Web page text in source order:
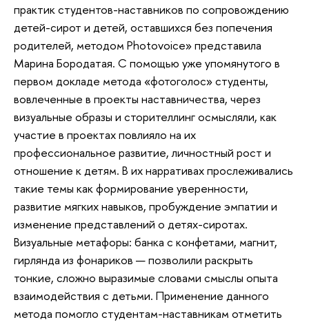
практик студентов-наставников по сопровождению
детей-сирот и детей, оставшихся без попечения
родителей, методом Photovoice» представила
Марина Бородатая. С помощью уже упомянутого в
первом докладе метода «фотоголос» студенты,
вовлеченные в проекты наставничества, через
визуальные образы и сторителлинг осмысляли, как
участие в проектах повлияло на их
профессиональное развитие, личностный рост и
отношение к детям. В их нарративах прослеживались
такие темы как формирование уверенности,
развитие мягких навыков, пробуждение эмпатии и
изменение представлений о детях-сиротах.
Визуальные метафоры: банка с конфетами, магнит,
гирлянда из фонариков — позволили раскрыть
тонкие, сложно выразимые словами смыслы опыта
взаимодействия с детьми. Применение данного
метода помогло студентам-наставникам отметить